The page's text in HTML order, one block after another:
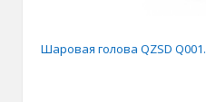
Шаровая голова QZSD Q001.